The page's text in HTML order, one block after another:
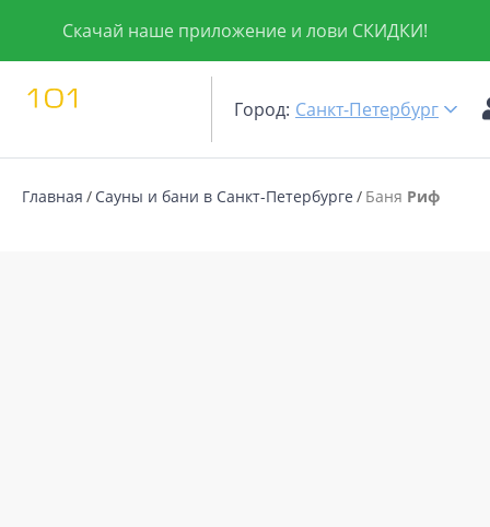
Скачай наше приложение и лови СКИДКИ!
Город: Санкт-Петербург
Главная Сауны и бани в Санкт-Петербурге Баня Риф